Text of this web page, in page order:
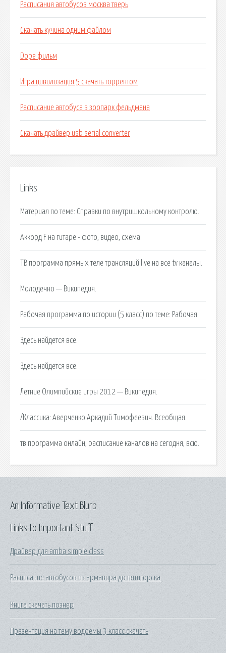
Расписания автобусов москва тверь
Скачать кучина одним файлом
Dope фильм
Игра цивилизация 5 скачать торрентом
Расписание автобуса в зоопарк фельдмана
Скачать драйвер usb serial converter
Links
Материал по теме: Справки по внутришкольному контролю.
Аккорд F на гитаре - фото, видео, схема.
ТВ программа прямых теле трансляций live на все tv каналы.
Молодечно — Википедия.
Рабочая программа по истории (5 класс) по теме: Рабочая.
Здесь найдется все.
Здесь найдется все.
Летние Олимпийские игры 2012 — Википедия.
/Классика: Аверченко Аркадий Тимофеевич. Всеобщая.
тв программа онлайн, расписание каналов на сегодня, всю.
Links to Important Stuff
Драйвер для amba simple class
Расписание автобусов из армавира до пятигорска
Книга скачать познер
Презентация на тему водоемы 3 класс скачать
An Informative Text Blurb